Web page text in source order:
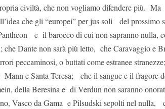
civiltà, che non vogliamo difendere più. Ma
che gli “europei” per jus soli del
e il barocco di cui non sapranno nulla,
che Dante non sarà più letto, che Caravaggio e
peccaminosi, o buttati come estranee
Mann e Santa Teresa; che il sangue e il fragore
della Beresina e di Verdun non saranno
Vasco da Gama e Pilsudski sepolti nel nulla,